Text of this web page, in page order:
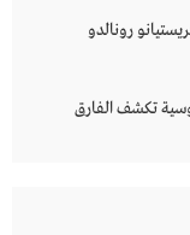
رونالدو
تكشف الفارق